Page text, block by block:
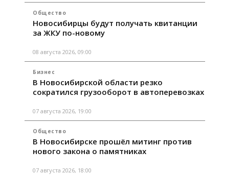
Общество
Новосибирцы будут получать квитанции
за ЖКУ по-новому
08 августа 2026, 09:00
Бизнес
В Новосибирской области резко
сократился грузооборот в автоперевозках
07 августа 2026, 19:00
Общество
В Новосибирске прошёл митинг против
нового закона о памятниках
07 августа 2026, 18:00